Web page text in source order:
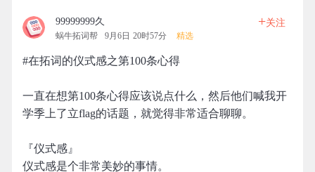
99999999久
蜗牛拓词帮 9月6日 20时57分 精选
+关注
#在拓词的仪式感之第100条心得
一直在想第100条心得应该说点什么，然后他们喊我开
学季上了立flag的话题，就觉得非常适合聊聊。
『仪式感』
仪式感是个非常美妙的事情。